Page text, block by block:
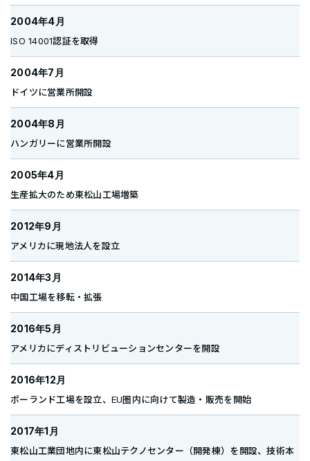
2004年4月
ISO 14001認証を取得
2004年7月
ドイツに営業所開設
2004年8月
ハンガリーに営業所開設
2005年4月
生産拡大のため東松山工場増築
2012年9月
アメリカに現地法人を設立
2014年3月
中国工場を移転・拡張
2016年5月
アメリカにディストリビューションセンターを開設
2016年12月
ポーランド工場を設立、EU圏内に向けて製造・販売を開始
2017年1月
東松山工業団地内に東松山テクノセンター（開発棟）を開設、技術本